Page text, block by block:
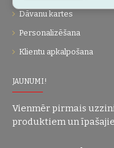
Dāvanu kartes
Personalizēšana
Klientu apkalpošana
JAUNUMI!
Vienmēr pirmais
produktiem un